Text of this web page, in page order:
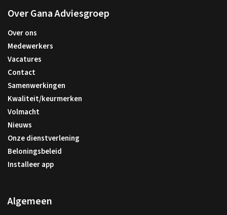
Over Gana Adviesgroep
Over ons
Medewerkers
Vacatures
Contact
Samenwerkingen
Kwaliteit/keurmerken
Volmacht
Nieuws
Onze dienstverlening
Beloningsbeleid
Installeer app
Algemeen